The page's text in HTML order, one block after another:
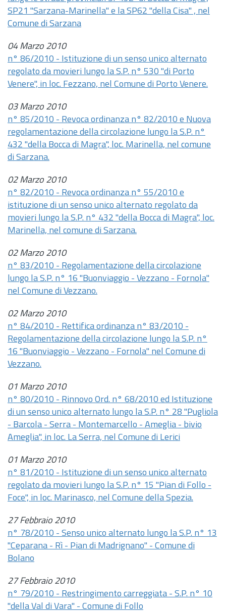
SP21 "Sarzana-Marinella" e la SP62 "della Cisa" , nel
Comune di Sarzana
04 Marzo 2010
n° 86/2010 - Istituzione di un senso unico alternato
regolato da movieri lungo la S.P. n° 530 "di Porto
Venere", in loc. Fezzano, nel Comune di Porto Venere.
03 Marzo 2010
n° 85/2010 - Revoca ordinanza n° 82/2010 e Nuova
regolamentazione della circolazione lungo la S.P. n°
432 "della Bocca di Magra", loc. Marinella, nel comune
di Sarzana.
02 Marzo 2010
n° 82/2010 - Revoca ordinanza n° 55/2010 e
istituzione di un senso unico alternato regolato da
movieri lungo la S.P. n° 432 "della Bocca di Magra", loc.
Marinella, nel comune di Sarzana.
02 Marzo 2010
n° 83/2010 - Regolamentazione della circolazione
lungo la S.P. n° 16 "Buonviaggio - Vezzano - Fornola"
nel Comune di Vezzano.
02 Marzo 2010
n° 84/2010 - Rettifica ordinanza n° 83/2010 -
Regolamentazione della circolazione lungo la S.P. n°
16 "Buonviaggio - Vezzano - Fornola" nel Comune di
Vezzano.
01 Marzo 2010
n° 80/2010 - Rinnovo Ord. n° 68/2010 ed Istituzione
di un senso unico alternato lungo la S.P. n° 28 "Pugliola
- Barcola - Serra - Montemarcello - Ameglia - bivio
Ameglia", in loc. La Serra, nel Comune di Lerici
01 Marzo 2010
n° 81/2010 - Istituzione di un senso unico alternato
regolato da movieri lungo la S.P. n° 15 "Pian di Follo -
Foce", in loc. Marinasco, nel Comune della Spezia.
27 Febbraio 2010
n° 78/2010 - Senso unico alternato lungo la S.P. n° 13
"Ceparana - Rì - Pian di Madrignano" - Comune di
Bolano
27 Febbraio 2010
n° 79/2010 - Restringimento carreggiata - S.P. n° 10
"della Val di Vara" - Comune di Follo